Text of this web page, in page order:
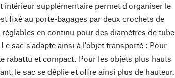
intérieur supplémentaire permet d'organiser le
fixé au porte-bagages par deux crochets de
en continu pour des diamètres de tube
sac s'adapte ainsi à l'objet transporté : Pour
rabattu et compact. Pour les objets plus hauts
le sac se déplie et offre ainsi plus de hauteur.